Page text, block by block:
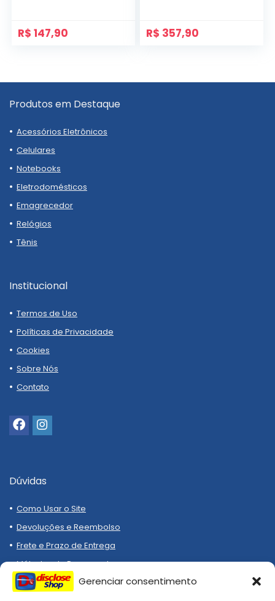
Gerenciar consentimento
R$ 147,90 R$ 357,90
Produtos em Destaque
Acessórios Eletrônicos
Celulares
Notebooks
Eletrodomésticos
Emagrecedor
Relógios
Tênis
Institucional
Termos de Uso
Políticas de Privacidade
Cookies
Sobre Nós
Contato
Dúvidas
Como Usar o Site
Devoluções e Reembolso
Frete e Prazo de Entrega
Métodos de Pagamento